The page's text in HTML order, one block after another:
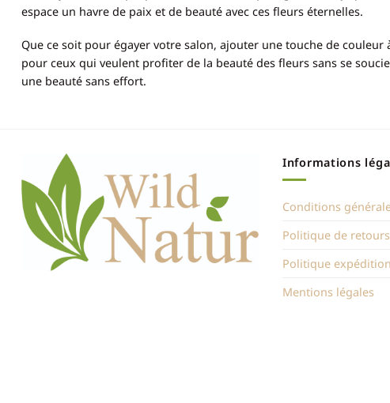
espace un havre de paix et de beauté avec ces fleurs éternelles.
Que ce soit pour égayer votre salon, ajouter une touche de
pour ceux qui veulent profiter de la beauté des fleurs sans se
une beauté sans effort.
Informations
Conditions
Politique de
Politique
Mentions légales